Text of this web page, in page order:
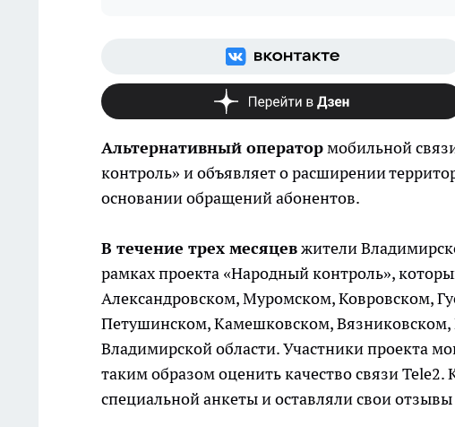
Альтернативный оператормобильной
контроль» и объявляет о расширении
основании обращений абонентов.
В течение трех месяцевжители
рамках проекта «Народный контроль»,
Александровском, Муромском, Ковровском,
Петушинском, Камешковском,
Владимирской области. Участники проекта
таким образом оценить качество связи
специальной анкеты и оставляли свои отзывы